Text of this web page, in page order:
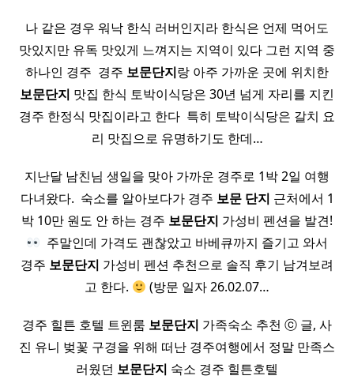
나 같은 경우 워낙 한식 러버인지라 한식은 언제 먹어도
맛있지만 유독 맛있게 느껴지는 지역이 있다 그런 지역 중
하나인 경주 ​ 경주 보문단지랑 아주 가까운 곳에 위치한
보문단지 맛집 한식 토박이식당은 30년 넘게 자리를 지킨
경주 한정식 맛집이라고 한다 ​ 특히 토박이식당은 갈치 요
리 맛집으로 유명하기도 한데…
지난달 남친님 생일을 맞아 가까운 경주로 1박 2일 여행
다녀왔다. ​ 숙소를 알아보다가 경주 보문 단지 근처에서 1
박 10만 원도 안 하는 경주 보문단지 가성비 펜션을 발견!
​ 주말인데 가격도 괜찮았고 바베큐까지 즐기고 와서
경주 보문단지 가성비 펜션 추천으로 솔직 후기 남겨보려
고 한다.
(방문 일자 26.02.07…
경주 힐튼 호텔 트윈룸 보문단지 가족숙소 추천 ⓒ 글, 사
진 유니 벚꽃 구경을 위해 떠난 경주여행에서 정말 만족스
러웠던 보문단지 숙소 경주 힐튼호텔